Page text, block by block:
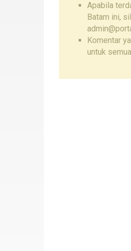
Apabila
Batam ini,
Komentar
untuk